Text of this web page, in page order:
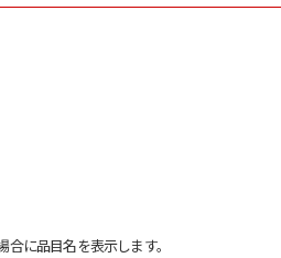
に品目名を表示します。